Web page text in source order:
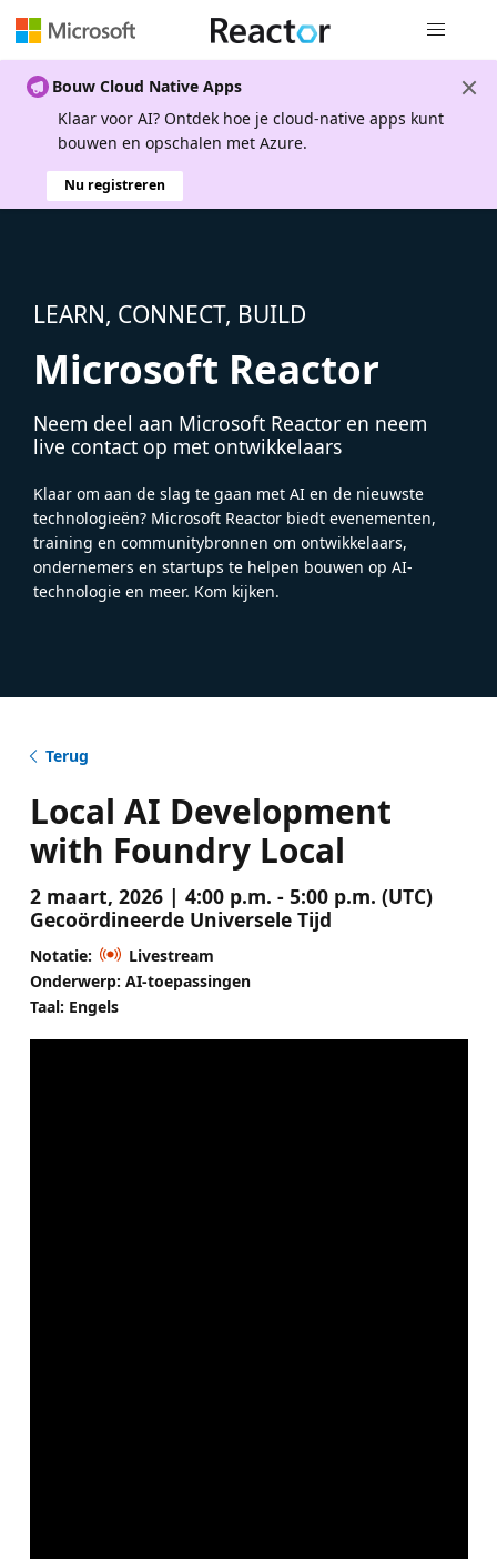
Bouw Cloud Native Apps
Klaar voor AI? Ontdek hoe je cloud-native apps kunt
bouwen en opschalen met Azure.
Nu registreren
LEARN, CONNECT, BUILD
Microsoft Reactor
Neem deel aan Microsoft Reactor en neem
live contact op met ontwikkelaars
Klaar om aan de slag te gaan met AI en de nieuwste
technologieën? Microsoft Reactor biedt evenementen,
training en communitybronnen om ontwikkelaars,
ondernemers en startups te helpen bouwen op AI-
technologie en meer. Kom kijken.
Terug
Local AI Development
with Foundry Local
2 maart, 2026 | 4:00 p.m. - 5:00 p.m. (UTC)
Gecoördineerde Universele Tijd
Notatie:
Livestream
Onderwerp: AI-toepassingen
Taal: Engels